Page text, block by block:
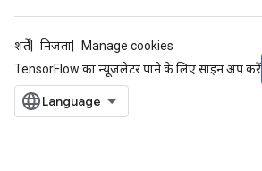
शर्तें निजता
Manage cookies
TensorFlow का न्यूज़लेटर पाने के लिए साइन अप करें